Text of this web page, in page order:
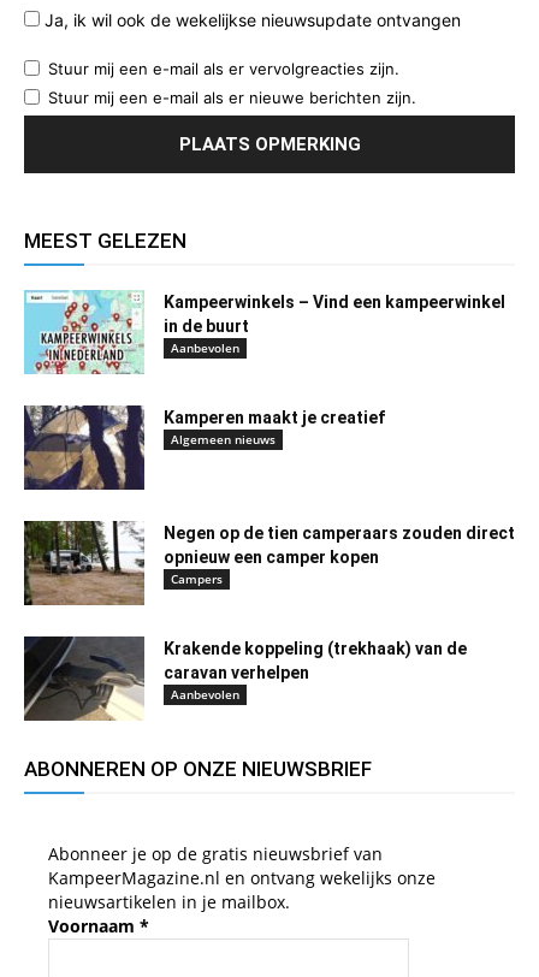
Ja, ik wil ook de wekelijkse nieuwsupdate ontvangen
Stuur mij een e-mail als er vervolgreacties zijn.
Stuur mij een e-mail als er nieuwe berichten zijn.
MEEST GELEZEN
Kampeerwinkels – Vind een kampeerwinkel
in de buurt
Aanbevolen
Kamperen maakt je creatief
Algemeen nieuws
Negen op de tien camperaars zouden direct
opnieuw een camper kopen
Campers
Krakende koppeling (trekhaak) van de
caravan verhelpen
Aanbevolen
ABONNEREN OP ONZE NIEUWSBRIEF
Abonneer je op de gratis nieuwsbrief van
KampeerMagazine.nl en ontvang wekelijks onze
nieuwsartikelen in je mailbox.
Voornaam *